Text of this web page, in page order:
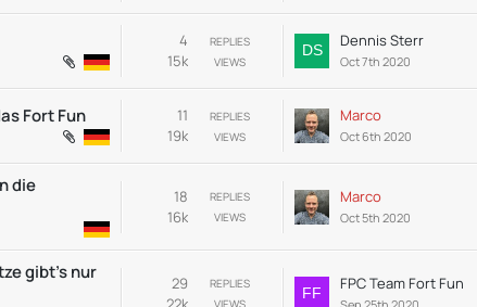
REPLIES
4
VIEWS
15k
Dennis Sterr
Oct 7th 2020
Fort Fun REPLIES
11
VIEWS
19k
Marco
Oct 6th 2020
die
REPLIES
18
VIEWS
16k
Marco
Oct 5th 2020
gibt's nur
REPLIES
29
VIEWS
FPC Team Fort Fun
Sep 25th 2020